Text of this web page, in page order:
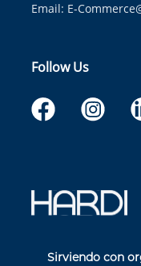
Email: E-
Follow Us
Sirviendo con